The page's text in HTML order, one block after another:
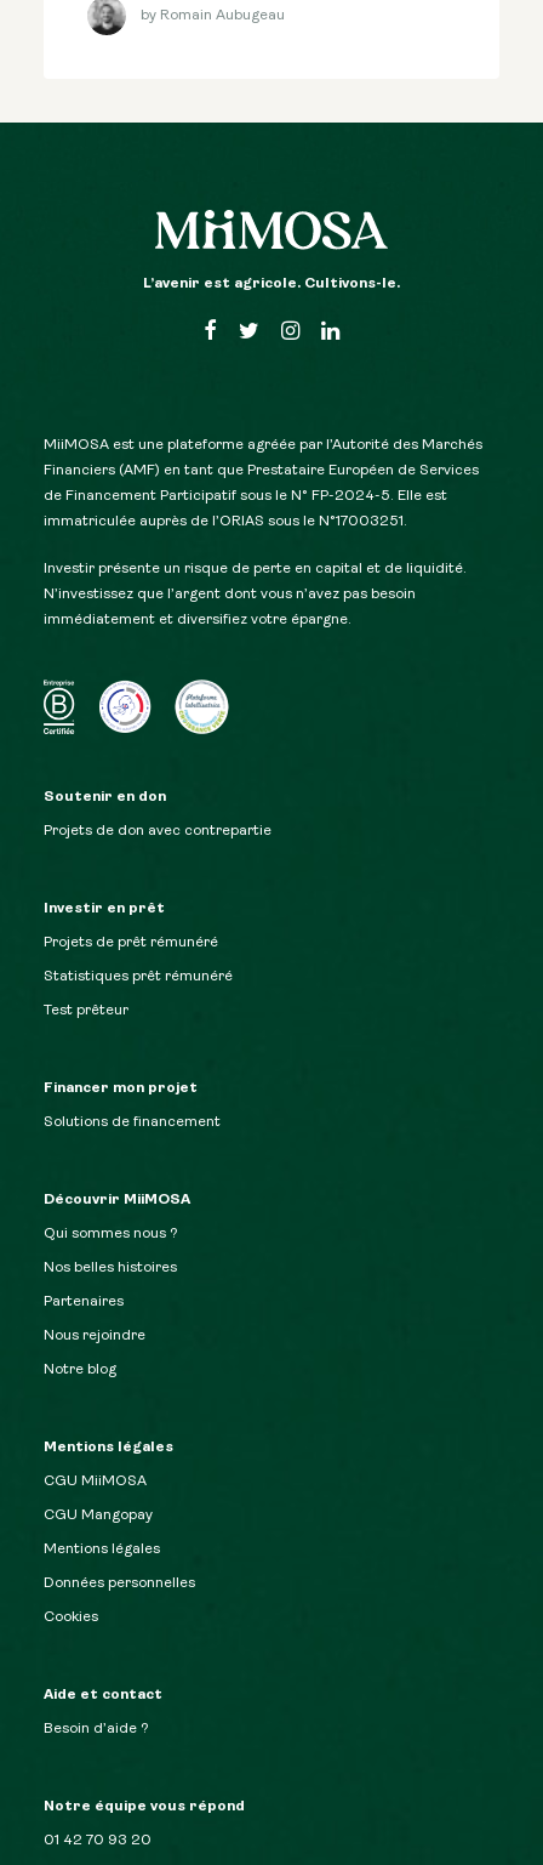
by Romain Aubugeau
L’avenir est agricole. Cultivons-le.
MiiMOSA est une plateforme agréée par l’Autorité des Marchés
Financiers (AMF) en tant que Prestataire Européen de Services
de Financement Participatif sous le N° FP-2024-5. Elle est
immatriculée auprès de l’ORIAS sous le N°17003251.
Investir présente un risque de perte en capital et de liquidité.
N’investissez que l’argent dont vous n’avez pas besoin
immédiatement et diversifiez votre épargne.
Soutenir en don
Projets de don avec contrepartie
Investir en prêt
Projets de prêt rémunéré
Statistiques prêt rémunéré
Test prêteur
Financer mon projet
Solutions de financement
Découvrir MiiMOSA
Qui sommes nous ?
Nos belles histoires
Partenaires
Nous rejoindre
Notre blog
Mentions légales
CGU MiiMOSA
CGU Mangopay
Mentions légales
Données personnelles
Cookies
Aide et contact
Besoin d’aide ?
Notre équipe vous répond
01 42 70 93 20